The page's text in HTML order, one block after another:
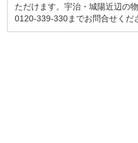
ただけます。宇治・城陽近辺の
0120-339-330までお問合せくだ